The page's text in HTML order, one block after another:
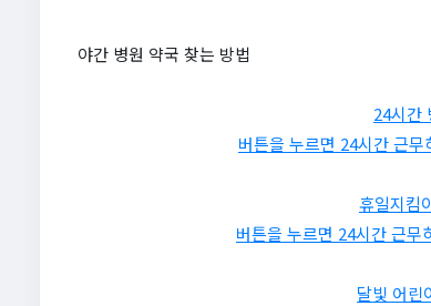
야간 병원 약국 찾는 방법
24시간
버튼을 누르면 24시간 근
휴일지킴
버튼을 누르면 24시간 근무
달빛 어린